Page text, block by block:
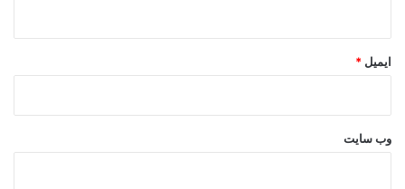
ایمیل *
وب‌ سایت